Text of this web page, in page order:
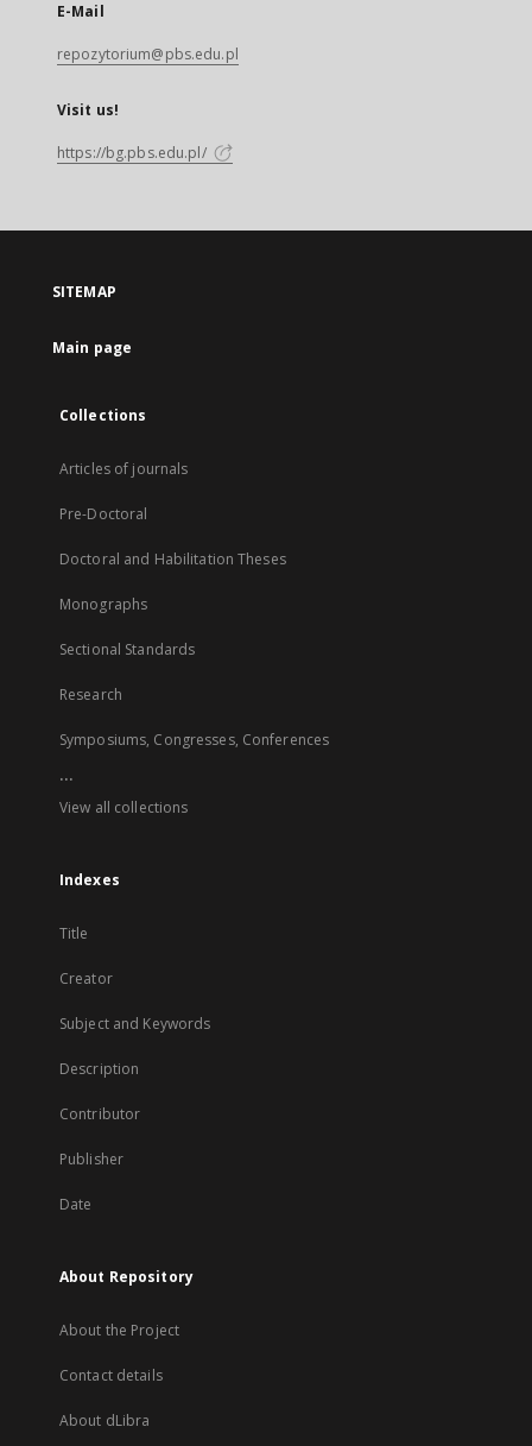
E-Mail
repozytorium@pbs.edu.pl
Visit us!
https://bg.pbs.edu.pl/
SITEMAP
Main page
Collections
Articles of journals
Pre-Doctoral
Doctoral and Habilitation Theses
Monographs
Sectional Standards
Research
Symposiums, Congresses, Conferences
...
View all collections
Indexes
Title
Creator
Subject and Keywords
Description
Contributor
Publisher
Date
About Repository
About the Project
Contact details
About dLibra